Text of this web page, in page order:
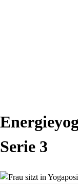
Serie 3